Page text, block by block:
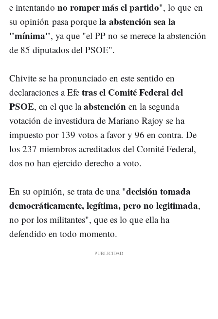
e intentando no romper más el partido", lo que en
su opinión pasa porque la abstención sea la
"mínima", ya que "el PP no se merece la abstención
de 85 diputados del PSOE".
Chivite se ha pronunciado en este sentido en
declaraciones a Efe tras el Comité Federal del
PSOE, en el que laabstención en la segunda
votación de investidura de Mariano Rajoy se ha
impuesto por 139 votos a favor y 96 en contra. De
los 237 miembros acreditados del Comité Federal,
dos no han ejercido derecho a voto.
En su opinión, se trata de una "decisión tomada
democráticamente, legítima, pero no legitimada,
no por los militantes", que es lo que ella ha
defendido en todo momento.